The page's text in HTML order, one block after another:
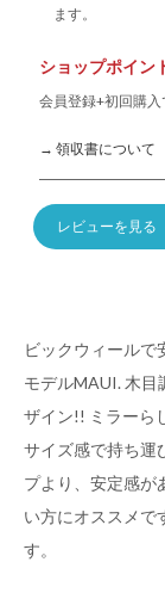
ます。
ショップポイン
会員登録+初回購入
→ 領収書について
レビューを見る
ビックウィールで
モデルMAUI. 木目
ザイン!! ミラーら
サイズ感で持ち運
プより、安定感が
い方にオススメで
す。